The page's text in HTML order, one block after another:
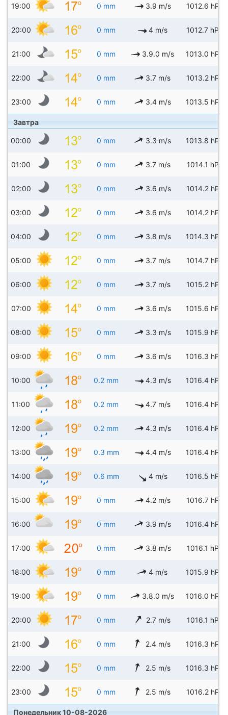
19:00 0 mm 3.9 m/s 1012.6 hPa
20:00 0 mm 4 m/s 1012.7 hPa
21:00 0 mm 3.9.0 m/s 1013.0 hPa
22:00 0 mm 3.7 m/s 1013.2 hPa
23:00 0 mm 3.4 m/s 1013.5 hPa
Завтра
00:00 0 mm 3.3 m/s 1013.8 hPa
01:00 0 mm 3.7 m/s 1014.1 hPa
02:00 0 mm 3.6 m/s 1014.2 hPa
03:00 0 mm 3.6 m/s 1014.2 hPa
04:00 0 mm 3.8 m/s 1014.3 hPa
05:00 0 mm 3.7 m/s 1014.7 hPa
06:00 0 mm 3.7 m/s 1015.2 hPa
07:00 0 mm 3.6 m/s 1015.6 hPa
08:00 0 mm 3.3 m/s 1015.9 hPa
09:00 0 mm 3.6 m/s 1016.3 hPa
10:00 0.2 mm 4.3 m/s 1016.4 hPa
11:00 0.2 mm 4.7 m/s 1016.4 hPa
12:00 0.2 mm 4.3 m/s 1016.4 hPa
13:00 0.3 mm 4.4 m/s 1016.4 hPa
14:00 0.6 mm 4 m/s 1016.5 hPa
15:00 0 mm 4.2 m/s 1016.7 hPa
16:00 0 mm 3.9 m/s 1016.4 hPa
17:00 0 mm 3.8 m/s 1016.1 hPa
18:00 0 mm 4 m/s 1015.9 hPa
19:00 0 mm 3.8.0 m/s 1016.0 hPa
20:00 0 mm 2.7 m/s 1016.1 hPa
21:00 0 mm 2.4 m/s 1016.3 hPa
22:00 0 mm 2.5 m/s 1016.3 hPa
23:00 0 mm 2.5 m/s 1016.2 hPa
Понедельник 10-08-2026